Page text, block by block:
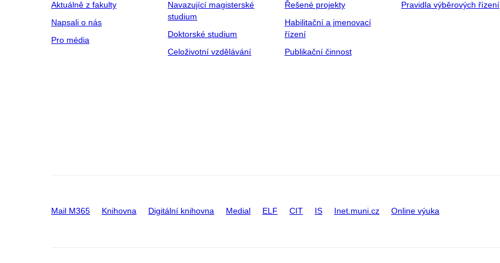
Aktuálně z fakulty
Napsali o nás
Pro média
Navazující magisterské
studium
Doktorské studium
Celoživotní vzdělávání
Řešené projekty
Habilitační a jmenovací
řízení
Publikační činnost
Pravidla výběrových řízení
Mail M365 Knihovna Digitální knihovna Medial ELF CIT IS Inet.muni.cz Online výuka